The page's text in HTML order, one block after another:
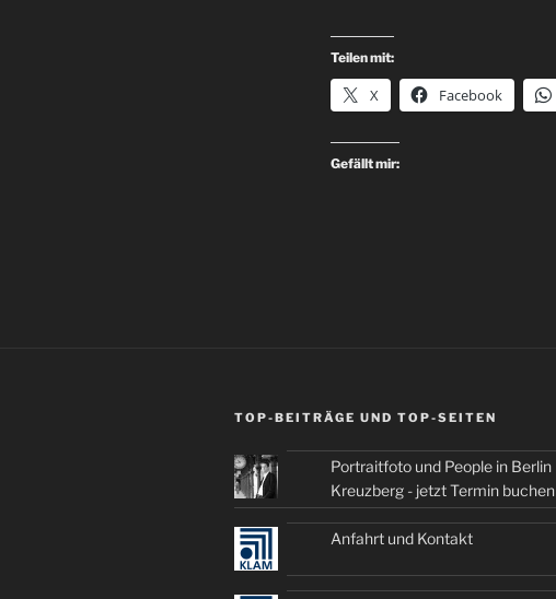
Teilen mit:
X Facebook
Gefällt mir:
TOP-BEITRÄGE UND TOP-SEITEN
Portraitfoto und People in Berlin
Kreuzberg - jetzt Termin buchen
Anfahrt und Kontakt